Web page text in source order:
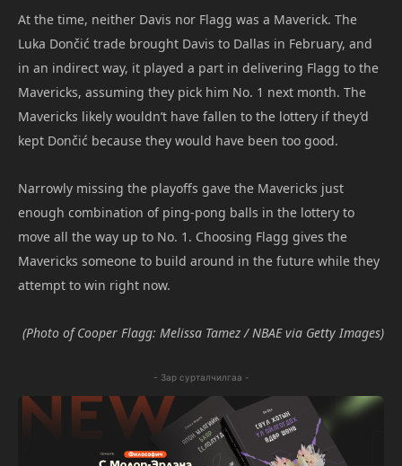
At the time, neither Davis nor Flagg was a Maverick. The
Luka Dončić trade brought Davis to Dallas in February, and
in an indirect way, it played a part in delivering Flagg to the
Mavericks, assuming they pick him No. 1 next month. The
Mavericks likely wouldn’t have fallen to the lottery if they’d
kept Dončić because they would have been too good.
Narrowly missing the playoffs gave the Mavericks just
enough combination of ping-pong balls in the lottery to
move all the way up to No. 1. Choosing Flagg gives the
Mavericks someone to build around in the future while they
attempt to win right now.
(Photo of Cooper Flagg: Melissa Tamez / NBAE via Getty Images)
- Зар сурталчилгаа -